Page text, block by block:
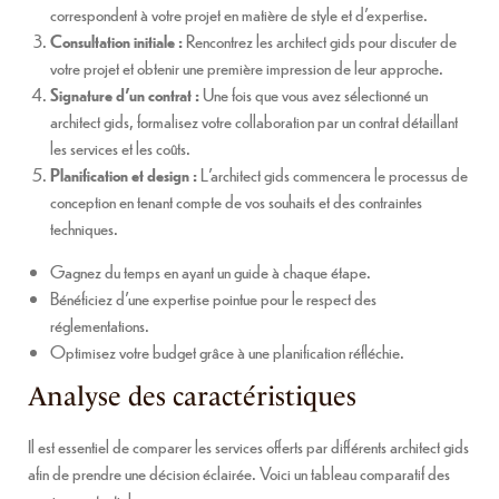
correspondent à votre projet en matière de style et d’expertise.
Consultation initiale :Rencontrez les architect gids pour discuter de
votre projet et obtenir une première impression de leur approche.
Signature d’un contrat :Une fois que vous avez sélectionné un
architect gids, formalisez votre collaboration par un contrat détaillant
les services et les coûts.
Planification et design :L’architect gids commencera le processus de
conception en tenant compte de vos souhaits et des contraintes
techniques.
Gagnez du temps en ayant un guide à chaque étape.
Bénéficiez d’une expertise pointue pour le respect des
réglementations.
Optimisez votre budget grâce à une planification réfléchie.
Analyse des caractéristiques
Il est essentiel de comparer les services offerts par différents architect gids
afin de prendre une décision éclairée. Voici un tableau comparatif des